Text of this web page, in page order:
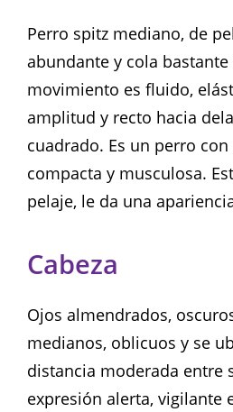
Perro spitz mediano, de
abundante y cola bastante
movimiento es fluido,
amplitud y recto hacia
cuadrado. Es un perro
compacta y musculosa.
pelaje, le da una
Cabeza
Ojos almendrados,
medianos, oblicuos y se
distancia moderada entre
expresión alerta, vigilante